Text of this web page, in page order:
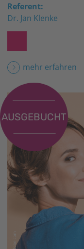
Referent:
Dr. Jan Klenke
mehr erfahren
AUSGEBUCHT